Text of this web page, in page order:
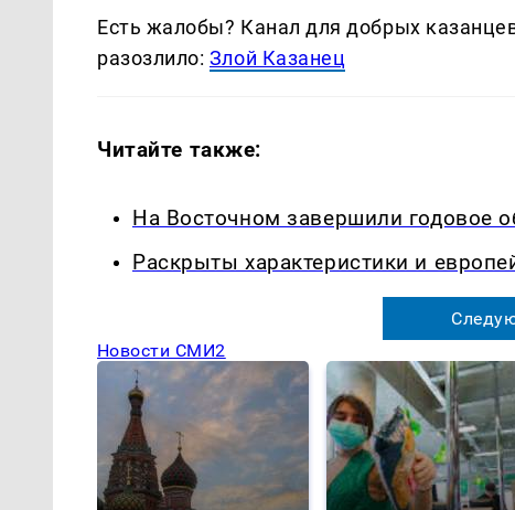
Есть жалобы? Канал для добрых
разозлило: Злой Казанец
Читайте также:
На Восточном завершили годовое
Раскрыты характеристики и
Новости СМИ2